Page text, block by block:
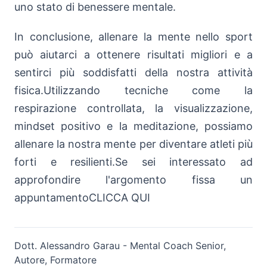
uno stato di benessere mentale.
In conclusione, allenare la mente nello sport
può aiutarci a ottenere risultati migliori e a
sentirci più soddisfatti della nostra attività
fisica.Utilizzando tecniche come la
respirazione controllata, la visualizzazione,
mindset positivo e la meditazione, possiamo
allenare la nostra mente per diventare atleti più
forti e resilienti.Se sei interessato ad
approfondire l'argomento fissa un
appuntamentoCLICCA QUI
Dott. Alessandro Garau - Mental Coach Senior,
Autore, Formatore